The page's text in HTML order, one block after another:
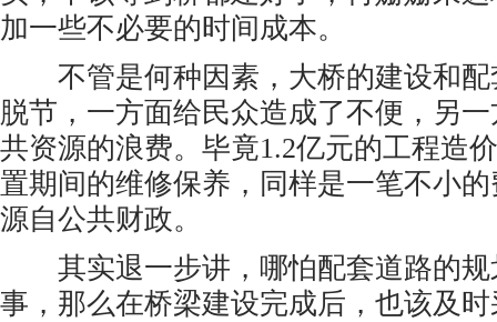
加一些不必要的时间成本。
不管是何种因素，大桥的建设和配
脱节，一方面给民众造成了不便，另
共资源的浪费。毕竟1.2亿元的工程造
置期间的维修保养，同样是一笔不小
源自公共财政。
其实退一步讲，哪怕配套道路的规
事，那么在桥梁建设完成后，也该及